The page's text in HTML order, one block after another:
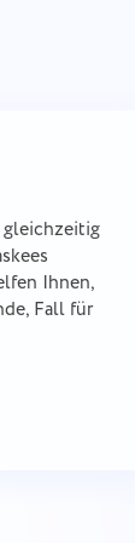
Ihnen,
Fall für